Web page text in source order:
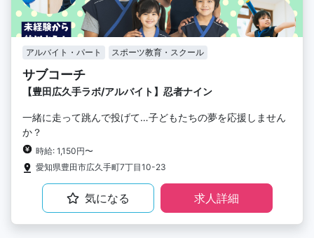
アルバイト・パート スポーツ教育・スクール
サブコーチ
【豊田広久手ラボ/アルバイト】忍者ナイン
一緒に走って跳んで投げて…子どもたちの夢を応援しません
か？
時給: 1,150円〜
愛知県豊田市広久手町7丁目10-23
気になる 求人詳細